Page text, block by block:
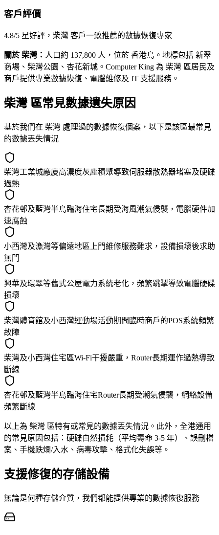
客戶評價
4.8/5 星好評，柴灣 客戶一致推薦的數據恢復專家
關於 柴灣： 人口約 137,800 人，位於 香港島。地標包括 新翠
商場、柴灣公園、杏花新城。Computer King 為 柴灣 區居民及
商戶提供專業數據恢復、電腦維修及 IT 支援服務。
柴灣 區常見數據遺失原因
基於我們在 柴灣 處理過的數據恢復個案，以下是該區最常見
的數據丟失情況
柴灣工業城廠廈高濃度灰塵積聚導致伺服器散熱器堵塞及硬碟
過熱
杏花邨及藍灣半島臨海住宅長期受海風潮氣侵襲，電腦硬件加
速腐蝕
小西灣及漁灣等偏遠地區上門維修服務難求，設備損壞後求助
無門
興華及環翠等舊式公屋電力系統老化，頻繁跳掣導致電腦硬碟
損壞
柴灣體育館及小西灣運動場活動期間臨時商戶的POS系統頻繁
故障
柴灣及小西灣住宅區Wi-Fi干擾嚴重，Router長期運作過熱導致
斷線
杏花邨及藍灣半島臨海住宅Router長期受潮氣侵襲，網絡設備
頻繁斷線
以上為 柴灣 區特有或常見的數據丟失情況。此外，全港通用
的常見原因包括：硬碟自然損耗（平均壽命 3-5 年）、誤刪檔
案、手機跌爛/入水、病毒攻擊、格式化失誤等。
支援修復的存儲設備
無論是何種存儲介質，我們都能提供專業的數據恢復服務